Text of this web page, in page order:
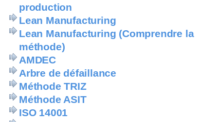
production
Lean Manufacturing
Lean Manufacturing (Comprendre la
méthode)
AMDEC
Arbre de défaillance
Méthode TRIZ
Méthode ASIT
ISO 14001